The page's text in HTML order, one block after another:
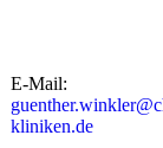
E-Mail:
kliniken.de